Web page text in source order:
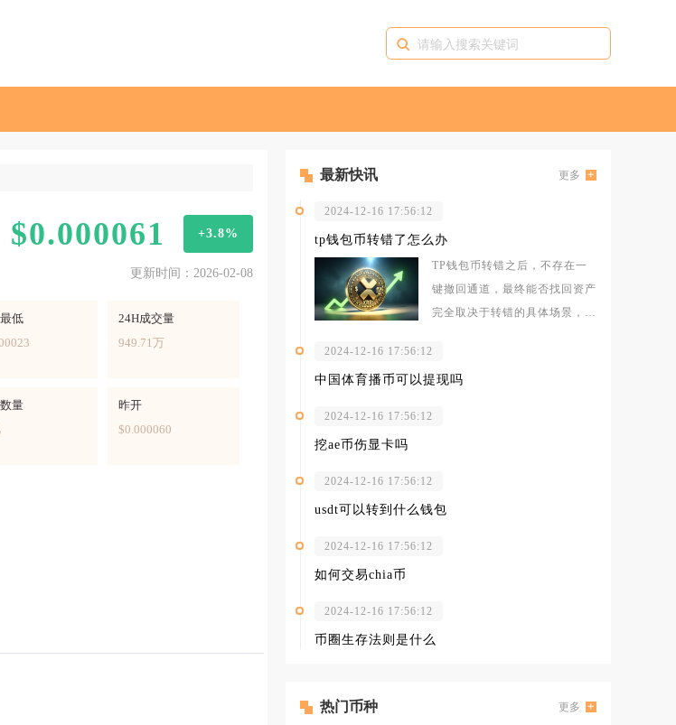
$0.000061 +3.8%
更新时间：2026-02-08
低
24H成交量
949.71万
量
昨开
$0.000060
最新快讯 更多
2024-12-16 17:56:12
tp钱包币转错了怎么办
TP钱包币转错之后，不存在一
键撤回通道，最终能否找回资产
完全取决于转错的具体场景，去
2024-12-16 17:56:12
中国体育播币可以提现吗
2024-12-16 17:56:12
挖ae币伤显卡吗
2024-12-16 17:56:12
usdt可以转到什么钱包
2024-12-16 17:56:12
如何交易chia币
2024-12-16 17:56:12
币圈生存法则是什么
热门币种 更多